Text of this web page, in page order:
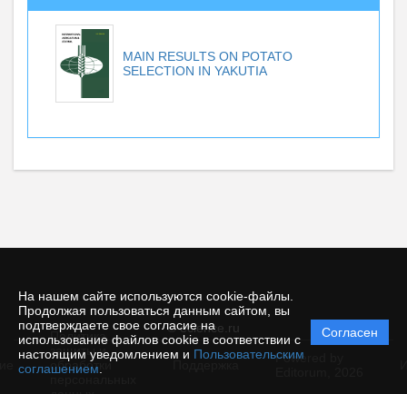
На нашем сайте используются cookie-файлы.
Продолжая пользоваться данным сайтом, вы
подтверждаете свое согласие на
использование файлов cookie в соответствии с
настоящим уведомлением и Пользовательским
соглашением
Согласен
MAIN RESULTS ON POTATO
SELECTION IN YAKUTIA
© ecience.ru
Политика
защиты и
обработки
Powered by